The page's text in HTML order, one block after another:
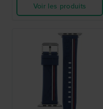
Voir les produits